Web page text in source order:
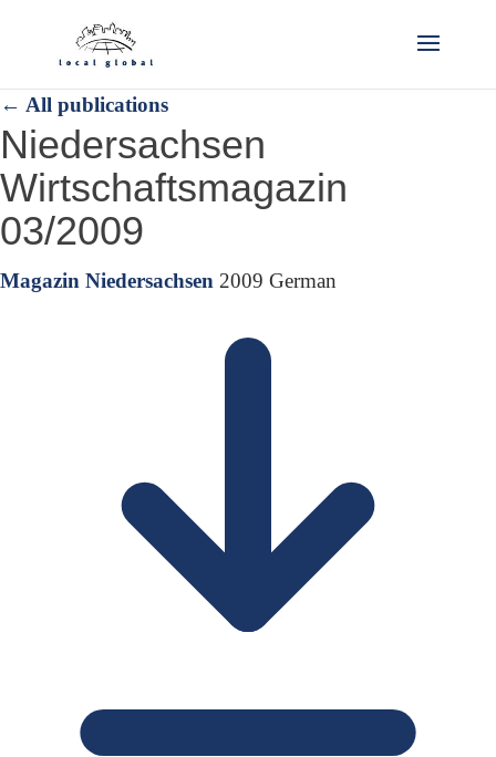
← All publications
Niedersachsen
Wirtschaftsmagazin
03/2009
Magazin Niedersachsen 2009 German